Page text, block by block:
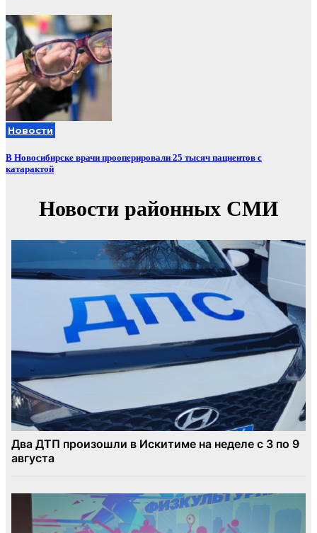
Новости
В Новосибирске врачи прооперировали 25 тысяч пациентов с
катарактой